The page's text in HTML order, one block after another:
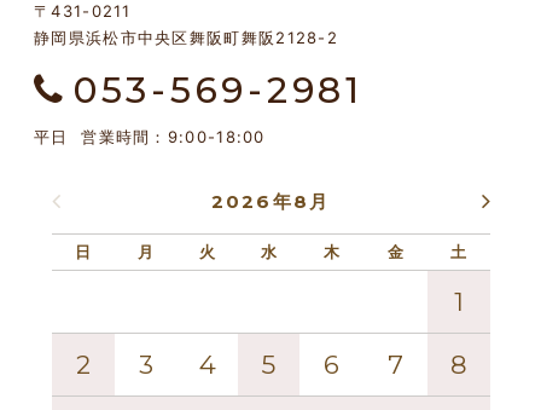
2026年8月
日 月 火 水 木 金 土
1
2 3 4 5 6 7 8
〒431-0211
静岡県浜松市中央区舞阪町舞阪2128-2
053-569-2981
平日 営業時間：9:00-18:00